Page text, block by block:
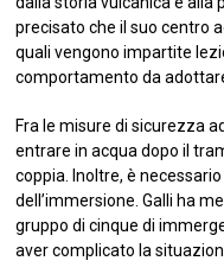
precisato che il suo centro
quali vengono impartite
comportamento da
Fra le misure di sicurezza
entrare in acqua dopo il
coppia. Inoltre, è
dell’immersione. Galli ha
gruppo di cinque di
aver complicato la